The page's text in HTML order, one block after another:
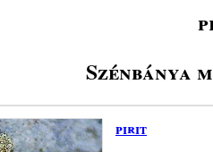
Szénbánya
pirit